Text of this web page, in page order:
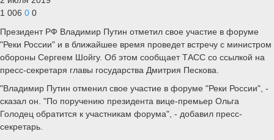
1 006 0 0
Президент РФ Владимир Путин отметил свое участие в форуме
"Реки России" и в ближайшее время проведет встречу с министром
обороны Сергеем Шойгу. Об этом сообщает ТАСС со ссылкой на
пресс-секретаря главы государства Дмитрия Пескова.
"Владимир Путин отменил свое участие в форуме "Реки России", -
сказал он. "По поручению президента вице-премьер Ольга
Голодец обратится к участникам форума", - добавил пресс-
секретарь.